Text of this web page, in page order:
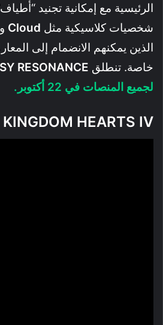
الرئيسية مع إمكانية تجنيد
شخصيات كلاسيكية مثل Cloud و
الذين يمكنهم الانضمام إلى
خاصة. تنطلق RESONANCE
لجميع المنصات في 22 أكتوبر.
KINGDOM HEARTS IV